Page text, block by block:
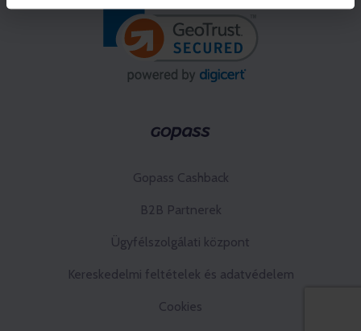
Gopass Cashback
B2B Partnerek
Ügyfélszolgálati központ
Kereskedelmi feltételek és adatvédelem
Cookies